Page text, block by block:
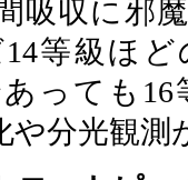
吸収に邪
等級ほ
っても
や分光観